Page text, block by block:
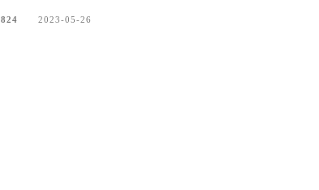
2023-05-26